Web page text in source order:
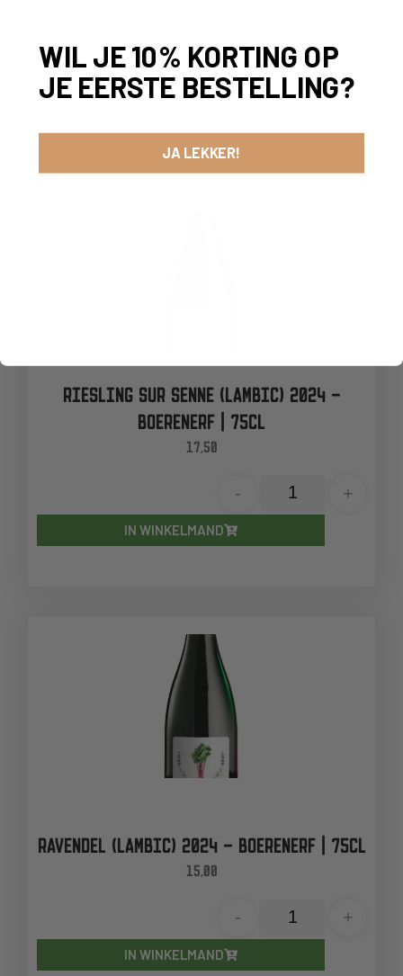
-
RIESLING SUR SENNE (LAMBIC) 2024 –
BOERENERF | 75CL
17,50
- +
IN WINKELMAND
RAVENDEL (LAMBIC) 2024 – BOERENERF | 75CL
15,00
- +
IN WINKELMAND
WIL JE 10% KORTING OP
JE EERSTE BESTELLING?
JA LEKKER!